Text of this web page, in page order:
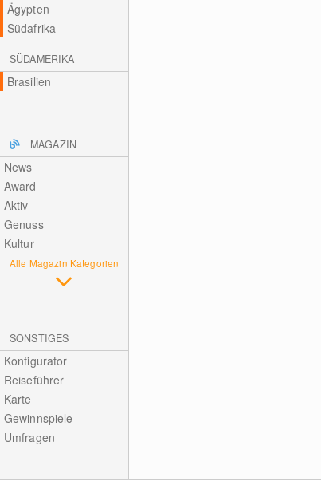
Ägypten
Südafrika
SÜDAMERIKA
Brasilien
MAGAZIN
News
Award
Aktiv
Genuss
Kultur
Alle Magazin Kategorien
SONSTIGES
Konfigurator
Reiseführer
Karte
Gewinnspiele
Umfragen